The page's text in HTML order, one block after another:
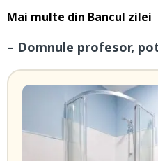
Mai multe din Bancul zilei
– Domnule profesor,